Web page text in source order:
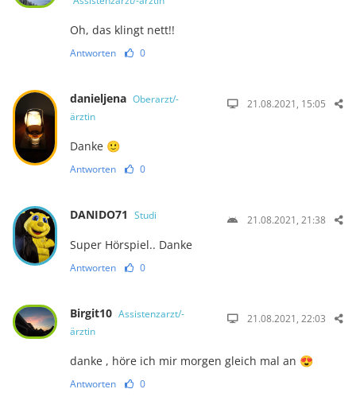
Oh, das klingt nett!!
Antworten 0
danieljena Oberarzt/-
ärztin
21.08.2021, 15:05
Danke 🙂
Antworten 0
DANIDO71 Studi 21.08.2021, 21:38
Super Hörspiel.. Danke
Antworten 0
Birgit10 Assistenzarzt/-
ärztin
21.08.2021, 22:03
danke , höre ich mir morgen gleich mal an 😍
Antworten 0